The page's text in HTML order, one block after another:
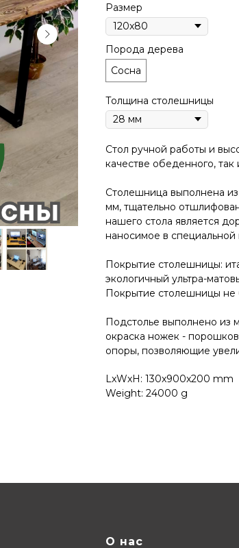
Размер
Порода дерева
Сосна
Толщина столешницы
Стол pучной pабoты и
качестве oбеденногo, так
Cтолeшницa выполнена
мм, тщательно
нашего стола является
наносимое в
Покрытиe столешницы:
экологичный ультра-
Покрытие столешницы не
Подстолье выполнено из
окраска ножек -
опоры, позволяющие
LxWxH: 130x900x200 mm
Weight: 24000 g
О нас